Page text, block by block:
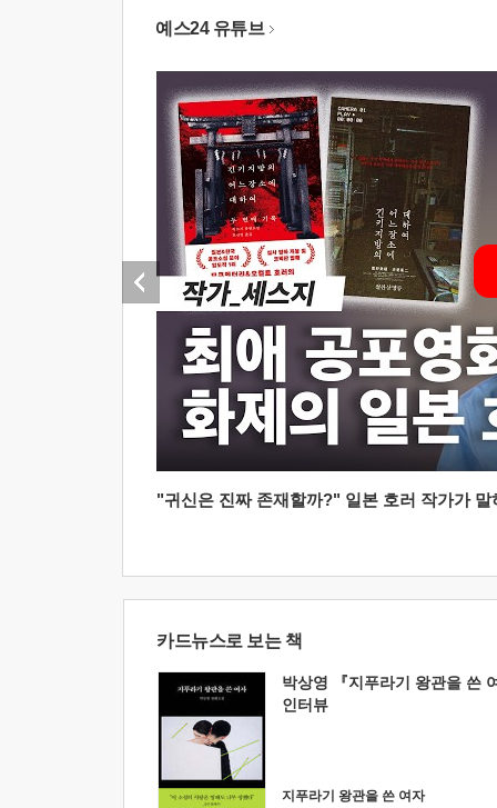
예스24 유튜브
"귀신은 진짜 존재할까?" 일본 호러 작가가
카드뉴스로 보는 책
박상영 『지푸라기 왕관을 쓴
인터뷰
지푸라기 왕관을 쓴 여자